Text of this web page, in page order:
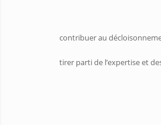
contribuer au
tirer parti de l’expertise et